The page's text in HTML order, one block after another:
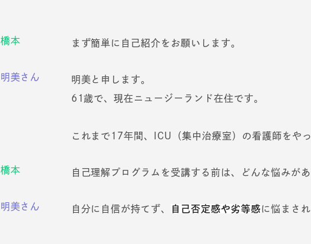
橋本 まず簡単に自己紹介をお願いします。
明美さん
明美と申します。
61歳で、現在ニュージーランド在住です。
これまで17年間、ICU（集中治療室）の看護師をやっ
橋本 自己理解プログラムを受講する前は、どんな悩みがあ
明美さん 自分に自信が持てず、 自己否定感や劣等感に悩まさ